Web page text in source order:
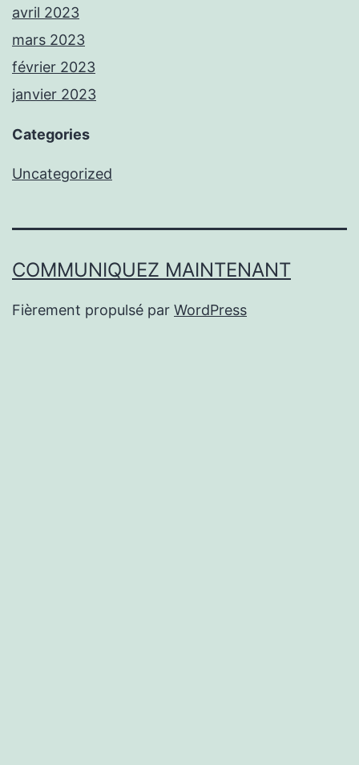
avril 2023
mars 2023
février 2023
janvier 2023
Categories
Uncategorized
COMMUNIQUEZ MAINTENANT
Fièrement propulsé par WordPress